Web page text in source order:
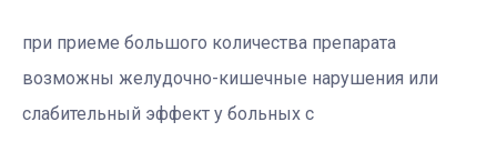
при приеме большого количества препарата
возможны желудочно-кишечные нарушения или
слабительный эффект у больных с